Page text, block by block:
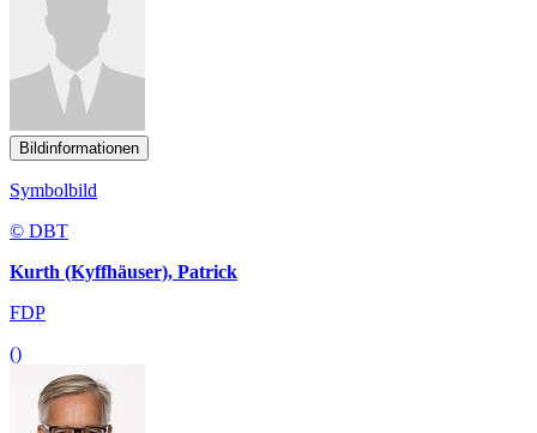
Bildinformationen
Symbolbild
© DBT
Kurth (Kyffhäuser), Patrick
FDP
()